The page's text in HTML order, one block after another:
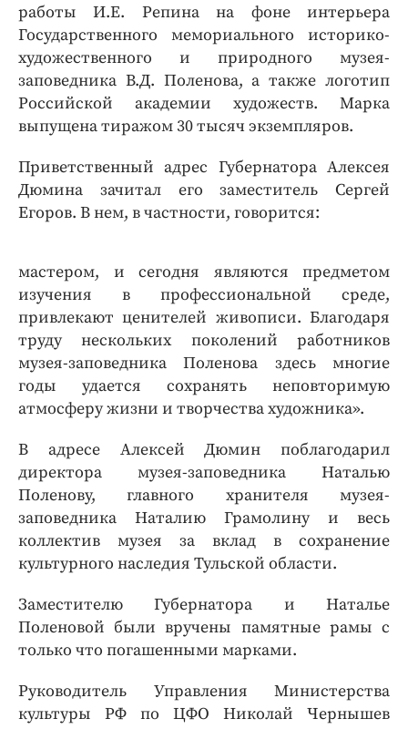
работы И.Е. Репина на фоне интерьера
Государственного мемориального историко-
художественного и природного музея-
заповедника В.Д. Поленова, а также логотип
Российской академии художеств. Марка
выпущена тиражом 30 тысяч экземпляров.
Приветственный адрес Губернатора Алексея
Дюмина зачитал его заместитель Сергей
Егоров. В нем, в частности, говорится:
мастером, и сегодня являются предметом
изучения в профессиональной среде,
привлекают ценителей живописи. Благодаря
труду нескольких поколений работников
музея-заповедника Поленова здесь многие
годы удается сохранять неповторимую
атмосферу жизни и творчества художника».
В адресе Алексей Дюмин поблагодарил
директора музея-заповедника Наталью
Поленову, главного хранителя музея-
заповедника Наталию Грамолину и весь
коллектив музея за вклад в сохранение
культурного наследия Тульской области.
Заместителю Губернатора и Наталье
Поленовой были вручены памятные рамы с
только что погашенными марками.
Руководитель Управления Министерства
культуры РФ по ЦФО Николай Чернышев